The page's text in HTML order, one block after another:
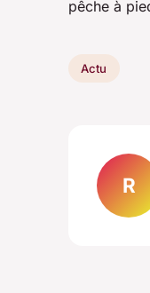
pêche à
Actu
R